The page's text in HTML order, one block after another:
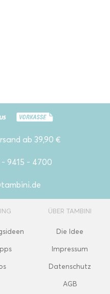
ab 39,90 €
9415 - 4700
ÜBER TAMBINI
Die Idee
Impressum
Datenschutz
AGB